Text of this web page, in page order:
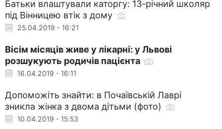
Батьки влаштували каторгу: 13-річний школяр
під Вінницею втік з дому
25.04.2019 - 16:21
Вісім місяців живе у лікарні: у Львові
розшукують родичів пацієнта
16.04.2019 - 16:11
Допоможіть знайти: в Почаївській Лаврі
зникла жінка з двома дітьми (фото)
10.04.2019 - 15:53